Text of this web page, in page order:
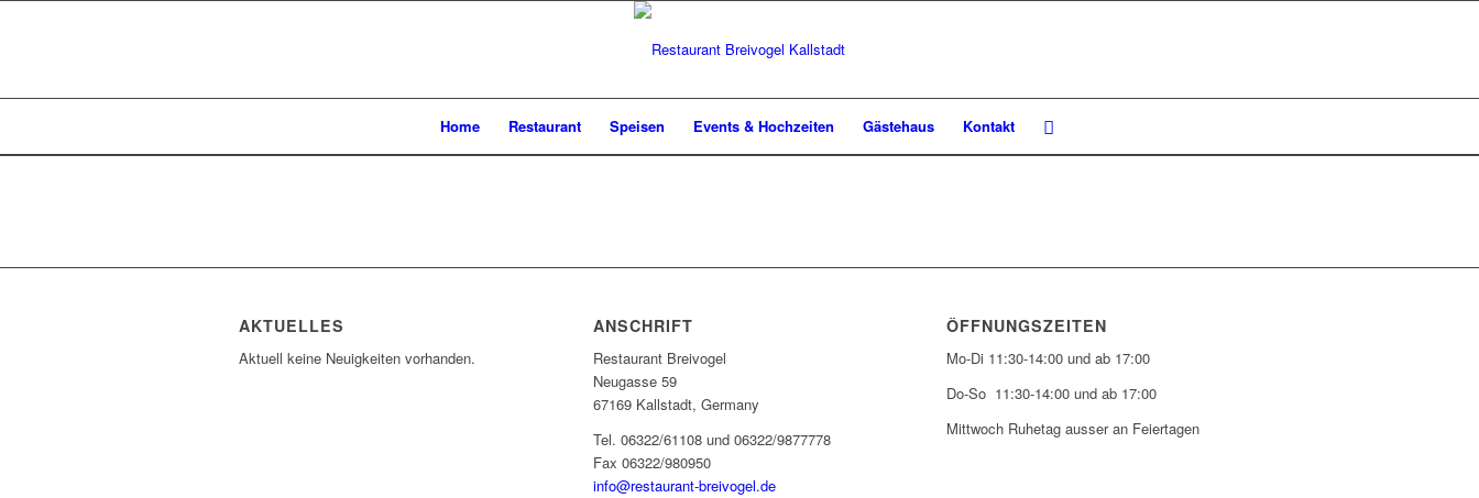
Home Restaurant Speisen Events & Hochzeiten Gästehaus Kontakt
AKTUELLES
Aktuell keine Neuigkeiten vorhanden.
ANSCHRIFT
Restaurant Breivogel
Neugasse 59
67169 Kallstadt, Germany
Tel. 06322/61108 und 06322/9877778
Fax 06322/980950
info@restaurant-breivogel.de
ÖFFNUNGSZEITEN
Mo-Di 11:30-14:00 und ab 17:00
Do-So 11:30-14:00 und ab 17:00
Mittwoch Ruhetag ausser an Feiertagen